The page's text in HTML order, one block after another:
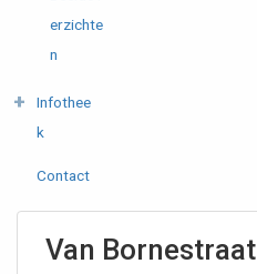
erzichte
n
Infothee
k
Contact
Van Bornestraat